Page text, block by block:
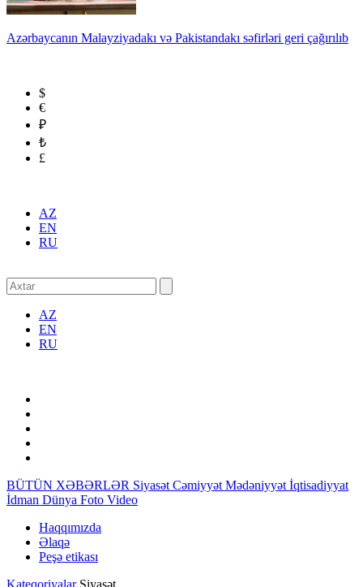
Azərbaycanın Malayziyadakı və Pakistandakı səfirləri geri çağırılıb
$
€
₽
₺
£
AZ
EN
RU
AZ
EN
RU
BÜTÜN XƏBƏRLƏR Siyasət Cəmiyyət Mədəniyyət İqtisadiyyat
İdman Dünya Foto Video
Haqqımızda
Əlaqə
Peşə etikası
Kateqoriyalar Siyasət